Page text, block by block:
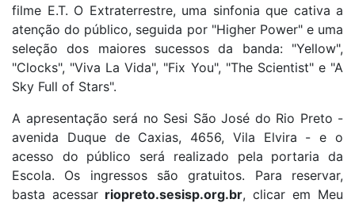
filme E.T. O Extraterrestre, uma sinfonia que cativa a
atenção do público, seguida por "Higher Power" e uma
seleção dos maiores sucessos da banda: "Yellow",
"Clocks", "Viva La Vida", "Fix You", "The Scientist" e "A
Sky Full of Stars".
A apresentação será no Sesi São José do Rio Preto -
avenida Duque de Caxias, 4656, Vila Elvira - e o
acesso do público será realizado pela portaria da
Escola. Os ingressos são gratuitos. Para reservar,
basta acessar riopreto.sesisp.org.br, clicar em Meu